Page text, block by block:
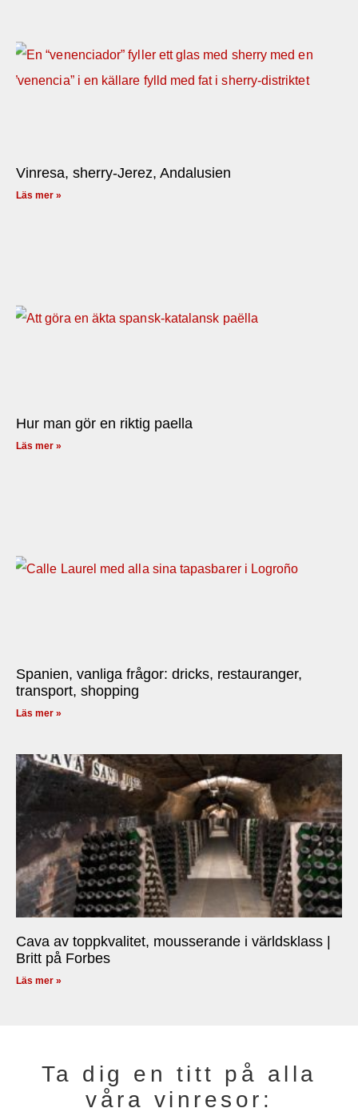
Vinresa, sherry-Jerez, Andalusien
Läs mer »
Hur man gör en riktig paella
Läs mer »
Spanien, vanliga frågor: dricks, restauranger,
transport, shopping
Läs mer »
Cava av toppkvalitet, mousserande i världsklass |
Britt på Forbes
Läs mer »
Ta dig en titt på alla
våra vinresor: